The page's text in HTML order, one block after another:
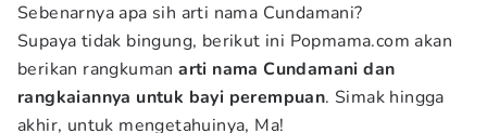
Sebenarnya apa sih arti nama Cundamani?
Supaya tidak bingung, berikut ini Popmama.com akan
berikan rangkumanarti nama Cundamani dan
rangkaiannya untuk bayi perempuan. Simak hingga
akhir, untuk mengetahuinya, Ma!